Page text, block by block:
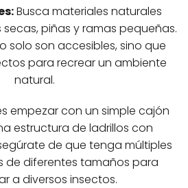
Busca materiales naturales
piñas y ramas pequeñas.
solo son accesibles, sino que
para recrear un ambiente
natural.
empezar con un simple cajón
estructura de ladrillos con
de que tenga múltiples
de diferentes tamaños para
a diversos insectos.